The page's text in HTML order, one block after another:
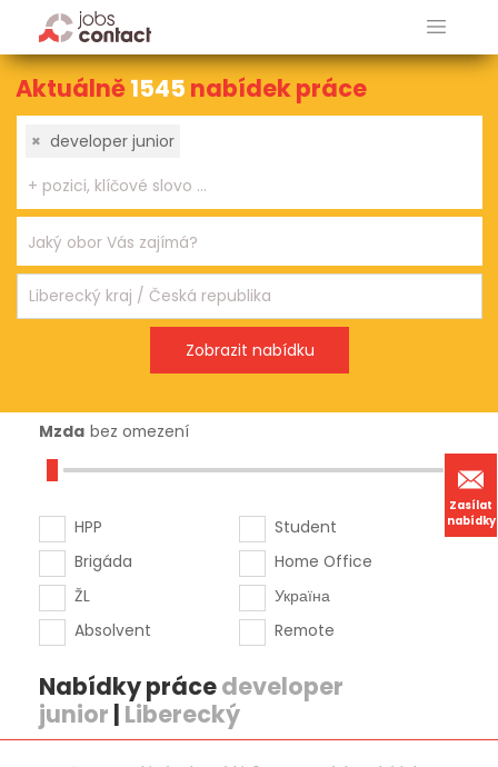
Zasílat
nabídky
Aktuálně1545 nabídek práce
× developer junior
Mzda bez omezení
HPP
Brigáda
ŽL
Absolvent
Student
Home Office
Україна
Remote
Nabídky prácedeveloper
junior | Liberecký